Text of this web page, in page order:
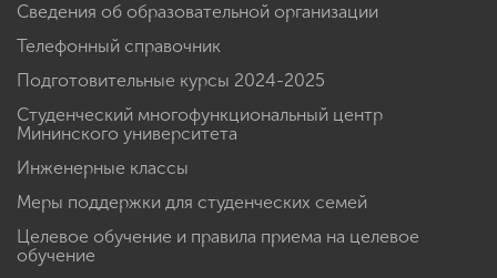
Сведения об образовательной организации
Телефонный справочник
Подготовительные курсы 2024-2025
Студенческий многофункциональный центр
Мининского университета
Инженерные классы
Меры поддержки для студенческих семей
Целевое обучение и правила приема на целевое
обучение